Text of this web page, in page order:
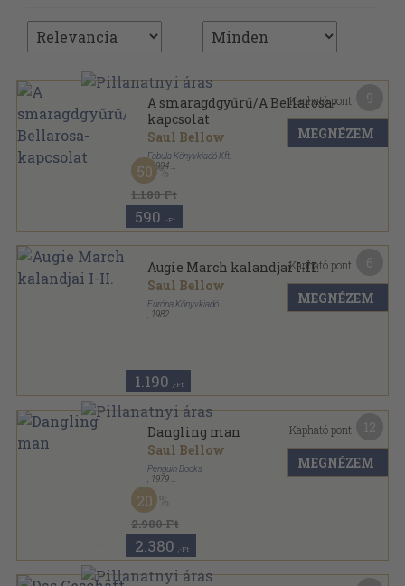
A smaragdgyűrű/A Bellarosa-
kapcsolat
Saul Bellow
Fabula Könyvkiadó Kft.
, 1994
Ragasztott papírkötés
1.180 Ft
50
590 ,-Ft
Kapható pont:
MEGNÉZEM
Augie March kalandjai I-II.
Saul Bellow
Európa Könyvkiadó
1982
1.190 ,-Ft
Kapható pont:
MEGNÉZEM
Dangling man
Saul Bellow
Penguin Books
1979
Ragasztott papírkötés
Penguin Book sorozat
2.980 Ft
20
2.380 ,-Ft
Kapható pont:
MEGNÉZEM